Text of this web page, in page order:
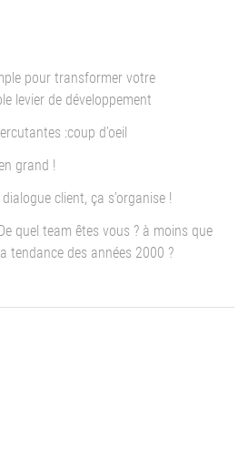
pour transformer votre
levier de développement
:coup d’oeil
grand !
client, ça s’organise !
quel team êtes vous ? à moins que
tendance des années 2000 ?